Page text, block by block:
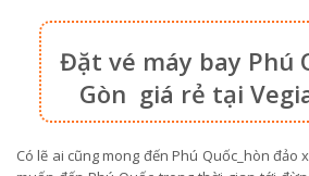
Đặt vé máy bay Phú
Gòn giá rẻ tại
Có lẽ ai cũng mong đến Phú Quốc_hòn đảo